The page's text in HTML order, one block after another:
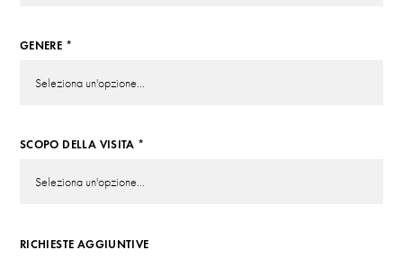
GENERE *
SCOPO DELLA VISITA *
RICHIESTE AGGIUNTIVE